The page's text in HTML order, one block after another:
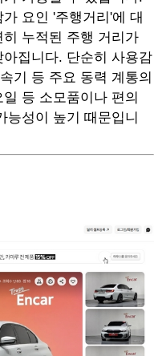
요인 '주행거리'에 대
누적된 주행 거리가
집니다. 단순히 사용감
기 등 주요 동력 계통의
등 소모품이나 편의
능성이 높기 때문입니